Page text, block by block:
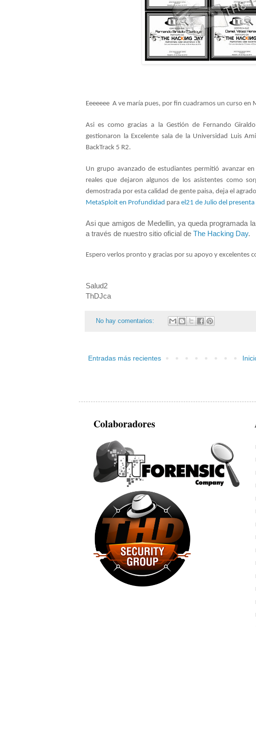
Eeeeeee A ve maría pues, por fin cuadramos un curso en
Asi es como gracias a la Gestión de Fernando
gestionaron la Excelente sala de la Universidad Luis
BackTrack 5 R2.
Un grupo avanzado de estudiantes permitió avanzar
reales que dejaron algunos de los asistentes como
demostrada por esta calidad de gente paisa, deja el
MetaSploit en Profundidad parael21 de Julio del
Asi que amigos de Medellin, ya queda programada
a través de nuestro sitio oficial de The Hacking Day.
Espero verlos pronto y gracias por su apoyo y excelentes
Salud2
ThDJca
No hay comentarios:
Entradas más recientes
Colaboradores